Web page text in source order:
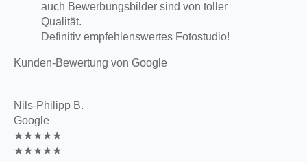
auch Bewerbungsbilder sind von toller
Qualität.
Definitiv empfehlenswertes Fotostudio!
Kunden-Bewertung von Google
Nils-Philipp B.
Google
★★★★★
★★★★★